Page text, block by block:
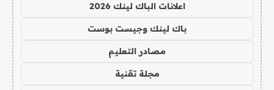
اعلانات الباك لينك 2026
باك لينك وجيست بوست
مصادر التعليم
مجلة تقنية